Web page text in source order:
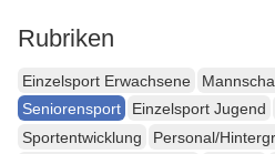
Rubriken
Einzelsport Erwachsene
Seniorensport
Einzelsport Jugend
Sportentwicklung
Personal/